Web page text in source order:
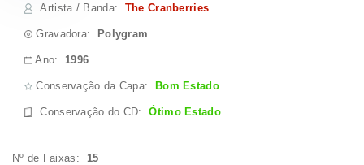
Artista / Banda: The Cranberries
Gravadora: Polygram
Ano: 1996
Conservação da Capa: Bom Estado
Conservação do CD:Ótimo Estado
Nº de Faixas: 15